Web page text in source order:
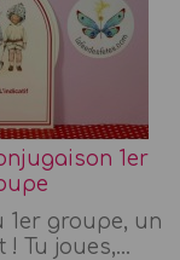
1er
1er groupe, un
! Tu joues,...